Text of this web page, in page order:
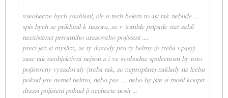
vseobecne bych souhlasil, ale u tech helem to asi tak nebude ....
spis bych se priklonil k nazoru, ze v tomhle pripade stat zehli
neexistenci privatniho urazoveho pojisteni ....
preci jen si myslim, ze ty duvody pro ty helmy (a treba i pasy)
zase tak neobjektivni nejsou a i ve svobodne spolecnosti by toto
pojistovny vyzadovaly (treba tak, ze neproplatej naklady na lecbu
pokud jste nemel helmu, nebo pas .... nebo by jste si mohl koupit
drazsi pojisteni pokud ji nechcete nosit ...